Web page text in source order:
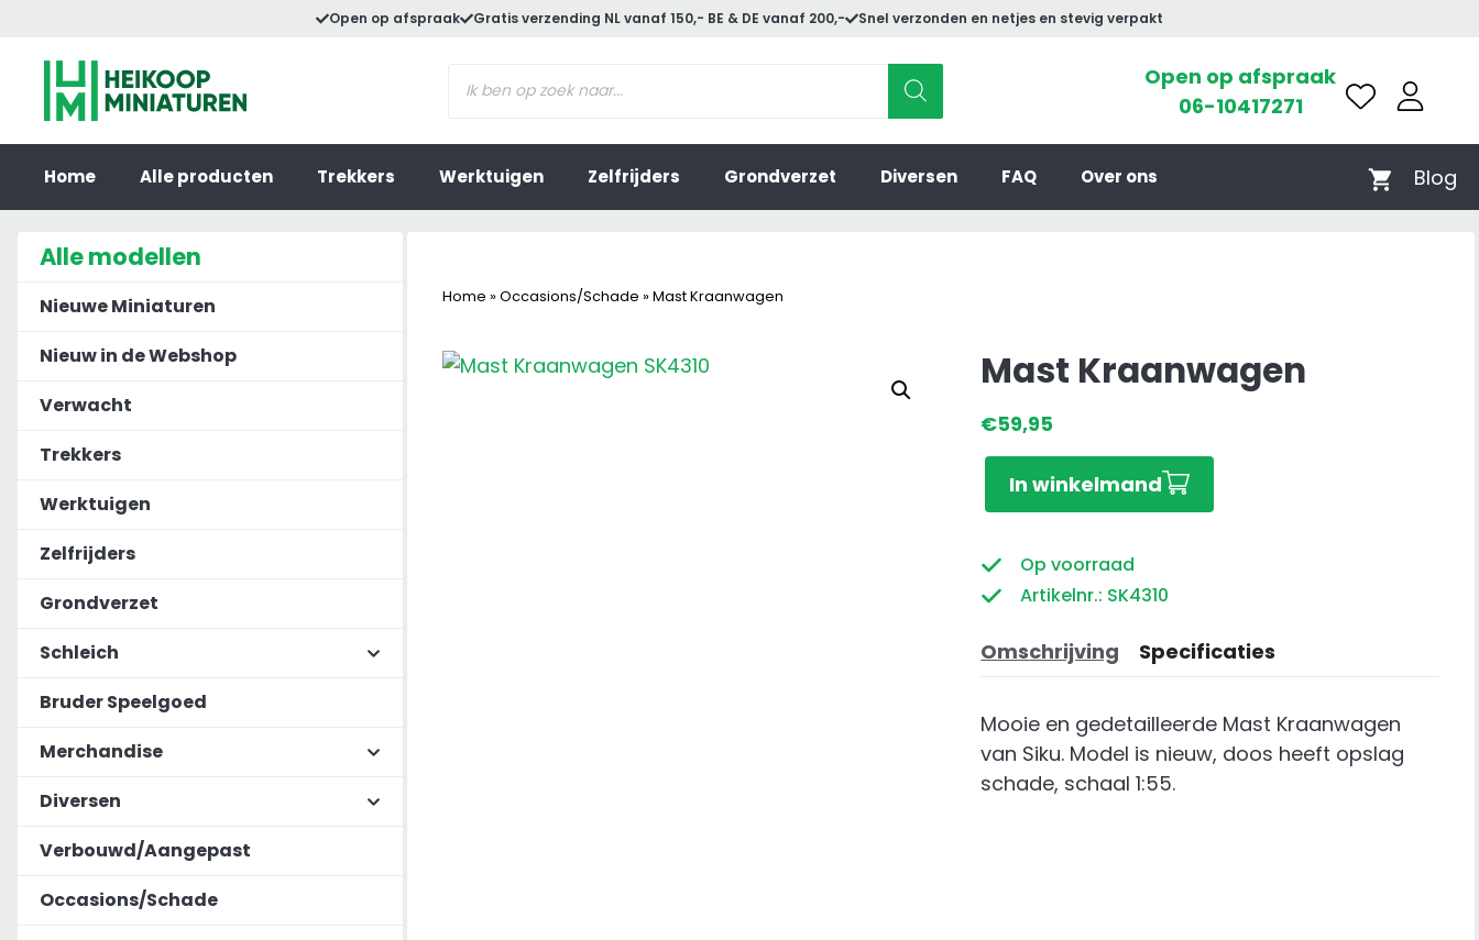
inhoud
Open op afspraak Gratis verzending NL vanaf 150,- BE & DE vanaf 200,- Snel verzonden en netjes en stevig verpakt
zoeken
Open op afspraak
06-10417271
Home Alle producten Trekkers Werktuigen Zelfrijders Grondverzet Diversen FAQ Over ons Blog
Home » Occasions/Schade » Mast Kraanwagen
Mast Kraanwagen
€59,95
Kraanwagen
In winkelmand
Op voorraad
Artikelnr.: SK4310
Omschrijving Specificaties
Mooie en gedetailleerde Mast Kraanwagen
van Siku. Model is nieuw, doos heeft opslag
schade, schaal 1:55.
Alle modellen
Nieuwe Miniaturen
Nieuw in de Webshop
Verwacht
Trekkers
Werktuigen
Zelfrijders
Grondverzet
Schleich
Bruder Speelgoed
Merchandise
Diversen
Verbouwd/Aangepast
Occasions/Schade